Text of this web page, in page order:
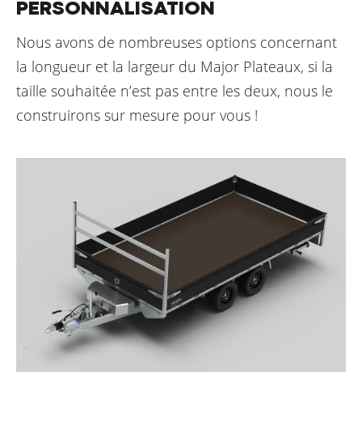
PERSONNALISATION
Nous avons de nombreuses options concernant
la longueur et la largeur du Major Plateaux, si la
taille souhaitée n’est pas entre les deux, nous le
construirons sur mesure pour vous !